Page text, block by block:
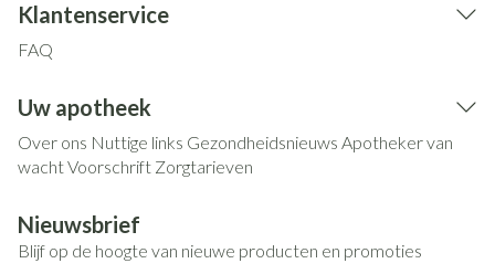
Klantenservice
FAQ
Uw apotheek
Over ons Nuttige links Gezondheidsnieuws Apotheker van
wachtVoorschrift Zorgtarieven
Nieuwsbrief
Blijf op de hoogte van nieuwe producten en promoties